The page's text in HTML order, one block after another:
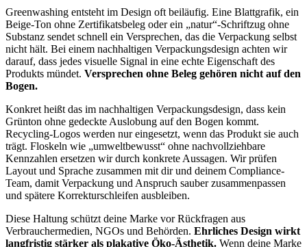
Greenwashing entsteht im Design oft beiläufig. Eine Blattgrafik, ein
Beige-Ton ohne Zertifikatsbeleg oder ein „natur“-Schriftzug ohne
Substanz sendet schnell ein Versprechen, das die Verpackung selbst
nicht hält. Bei einem nachhaltigen Verpackungsdesign achten wir
darauf, dass jedes visuelle Signal in eine echte Eigenschaft des
Produkts mündet. Versprechen ohne Beleg gehören nicht auf den
Bogen.
Konkret heißt das im nachhaltigen Verpackungsdesign, dass kein
Grünton ohne gedeckte Auslobung auf den Bogen kommt.
Recycling-Logos werden nur eingesetzt, wenn das Produkt sie auch
trägt. Floskeln wie „umweltbewusst“ ohne nachvollziehbare
Kennzahlen ersetzen wir durch konkrete Aussagen. Wir prüfen
Layout und Sprache zusammen mit dir und deinem Compliance-
Team, damit Verpackung und Anspruch sauber zusammenpassen
und spätere Korrekturschleifen ausbleiben.
Diese Haltung schützt deine Marke vor Rückfragen aus
Verbrauchermedien, NGOs und Behörden. Ehrliches Design wirkt
langfristig stärker als plakative Öko-Ästhetik. Wenn deine Marke